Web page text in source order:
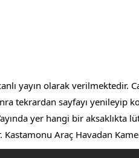
yayın olarak verilmektedir.
tekrardan sayfayı yenileyip
yer hangi bir aksaklıkta
Araç Havadan